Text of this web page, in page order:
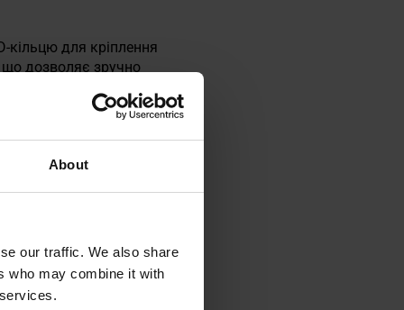
About
our traffic. We also share
who may combine it with
кільцю для кріплення
що дозволяє зручно
типу Mesh та наповнена
системи гідратації.